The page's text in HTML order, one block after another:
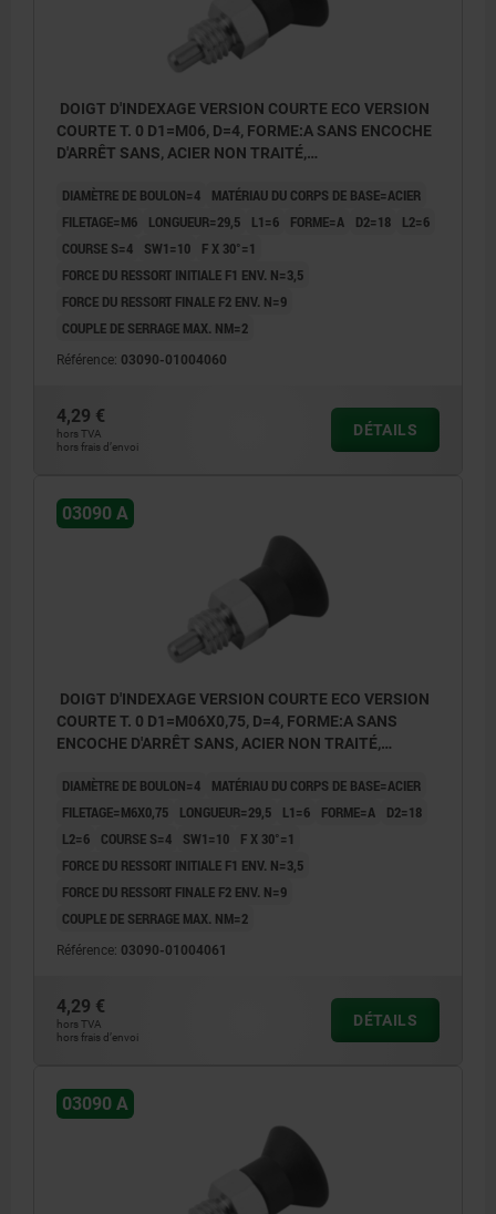
DOIGT D'INDEXAGE VERSION COURTE ECO VERSION
COURTE T. 0 D1=M06, D=4, FORME:A SANS ENCOCHE
D'ARRÊT SANS, ACIER NON TRAITÉ,
DIAMÈTRE DE BOULON=4
MATÉRIAU DU CORPS DE BASE=ACIER
FILETAGE=M6
LONGUEUR=29,5 L1=6 FORME=A D2=18
L2=6
COURSE S=4
SW1=10
F X 30°=1
FORCE DU RESSORT INITIALE F1 ENV. N=3,5
FORCE DU RESSORT FINALE F2 ENV. N=9
COUPLE DE SERRAGE MAX. NM=2
Référence: 03090-01004060
4,29 €
hors TVA
hors frais d’envoi
DÉTAILS
03090 A
DOIGT D'INDEXAGE VERSION COURTE ECO VERSION
COURTE T. 0 D1=M06X0,75, D=4, FORME:A SANS
ENCOCHE D'ARRÊT SANS, ACIER NON TRAITÉ,
DIAMÈTRE DE BOULON=4
MATÉRIAU DU CORPS DE BASE=ACIER
FILETAGE=M6X0,75
LONGUEUR=29,5 L1=6 FORME=A
D2=18
L2=6
COURSE S=4 SW1=10
F X 30°=1
FORCE DU RESSORT INITIALE F1 ENV. N=3,5
FORCE DU RESSORT FINALE F2 ENV. N=9
COUPLE DE SERRAGE MAX. NM=2
Référence: 03090-01004061
4,29 €
hors TVA
hors frais d’envoi
DÉTAILS
03090 A